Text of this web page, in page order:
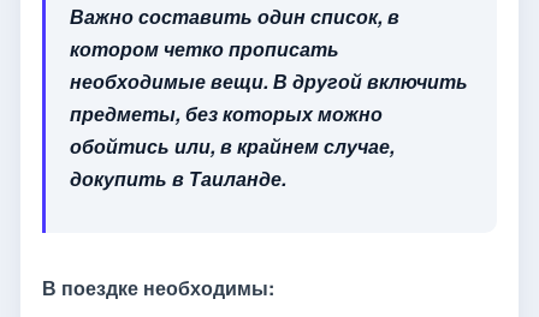
Важно составить один список, в
котором четко прописать
необходимые вещи. В другой включить
предметы, без которых можно
обойтись или, в крайнем случае,
докупить в Таиланде.
В поездке необходимы: